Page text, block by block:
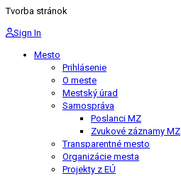
Tvorba stránok
Sign In
Mesto
Prihlásenie
O meste
Mestský úrad
Samospráva
Poslanci MZ
Zvukové záznamy MZ
Transparentné mesto
Organizácie mesta
Projekty z EÚ